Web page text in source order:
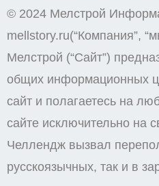
© 2024 Мелстрой
mellstory.ru(“Компания”,
Мелстрой (“Сайт”)
общих информационных
сайт и полагаетесь на
сайте исключительно на
Челлендж вызвал
русскоязычных, так и в